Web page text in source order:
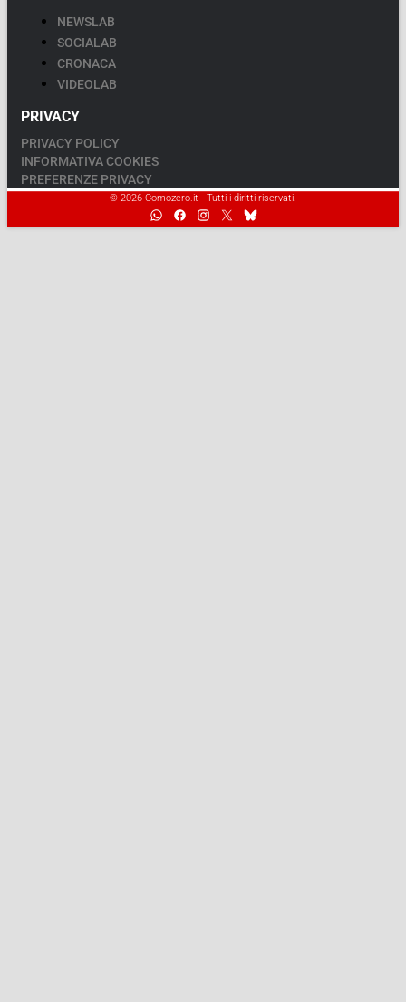
NEWSLAB
SOCIALAB
CRONACA
VIDEOLAB
PRIVACY
PRIVACY POLICY
INFORMATIVA COOKIES
PREFERENZE PRIVACY
© 2026 Comozero.it - Tutti i diritti riservati.